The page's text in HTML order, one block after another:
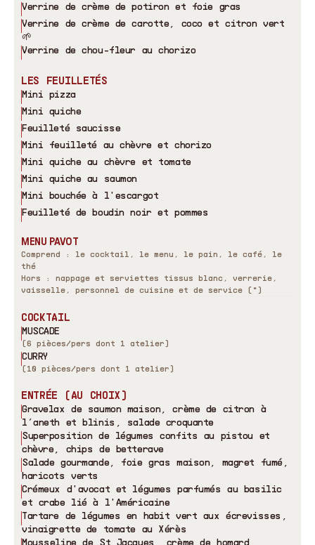
Verrine de crème de potiron et foie gras
Verrine de crème de carotte, coco et citron vert
🌱
Verrine de chou-fleur au chorizo
LES FEUILLETÉS
Mini pizza
Mini quiche
Feuilleté saucisse
Mini feuilleté au chèvre et chorizo
Mini quiche au chèvre et tomate
Mini quiche au saumon
Mini bouchée à l'escargot
Feuilleté de boudin noir et pommes
MENU PAVOT
Comprend : le cocktail, le menu, le pain, le café, le
thé
Hors : nappage et serviettes tissus blanc, verrerie,
vaisselle, personnel de cuisine et de service (*)
COCKTAIL
MUSCADE
(6 pièces/pers dont 1 atelier)
CURRY
(10 pièces/pers dont 1 atelier)
ENTRÉE (AU CHOIX)
Gravelax de saumon maison, crème de citron à
l’aneth et blinis, salade croquante
Superposition de légumes confits au pistou et
chèvre, chips de betterave
Salade gourmande, foie gras maison, magret fumé,
haricots verts
Crémeux d'avocat et légumes parfumés au basilic
et crabe lié à l'Américaine
Tartare de légumes en habit vert aux écrevisses,
vinaigrette de tomate au Xérès
Mousseline de St Jacques, crème de homard,